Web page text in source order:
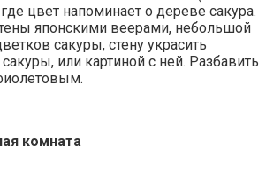
цвет напоминает о дереве сакура.
японскими веерами, небольшой
сакуры, стену украсить
или картиной с ней. Разбавить
комната